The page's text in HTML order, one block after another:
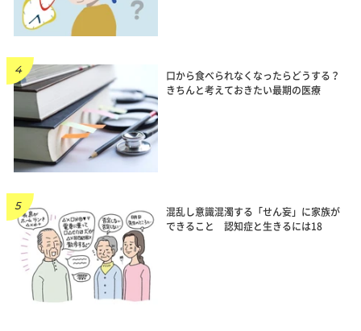
口から食べられなくなったらどうする？
きちんと考えておきたい最期の医療
混乱し意識混濁する「せん妄」に家族が
できること 認知症と生きるには18